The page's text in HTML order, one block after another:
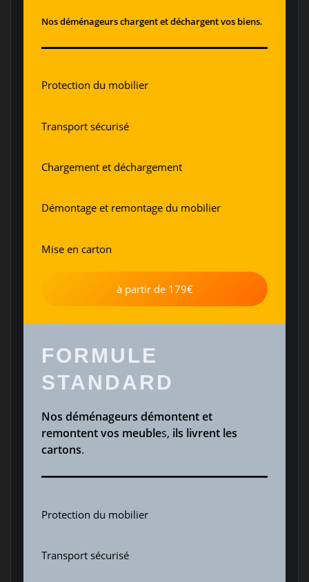
Nos déménageurs chargent et déchargent vos biens.
Protection du mobilier
Transport sécurisé
Chargement et déchargement
Démontage et remontage du mobilier
Mise en carton
à partir de 179€
FORMULE
STANDARD
Nos déménageurs démontent et
remontent vos meubles, ils livrent les
cartons.
Protection du mobilier
Transport sécurisé